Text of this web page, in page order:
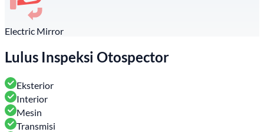
Electric Mirror
Lulus Inspeksi Otospector
Eksterior
Interior
Mesin
Transmisi